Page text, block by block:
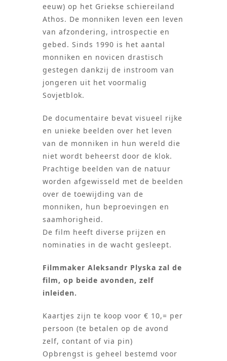
eeuw) op het Griekse schiereiland
Athos. De monniken leven een leven
van afzondering, introspectie en
gebed. Sinds 1990 is het aantal
monniken en novicen drastisch
gestegen dankzij de instroom van
jongeren uit het voormalig
Sovjetblok.
De documentaire bevat visueel rijke
en unieke beelden over het leven
van de monniken in hun wereld die
niet wordt beheerst door de klok.
Prachtige beelden van de natuur
worden afgewisseld met de beelden
over de toewijding van de
monniken, hun beproevingen en
saamhorigheid.
De film heeft diverse prijzen en
nominaties in de wacht gesleept.
Filmmaker Aleksandr Plyska zal de
film, op beide avonden, zelf
inleiden.
Kaartjes zijn te koop voor € 10,= per
persoon (te betalen op de avond
zelf, contant of via pin)
Opbrengst is geheel bestemd voor